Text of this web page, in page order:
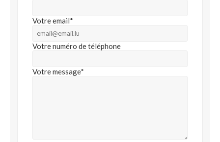
Votre email*
Votre numéro de téléphone
Votre message*